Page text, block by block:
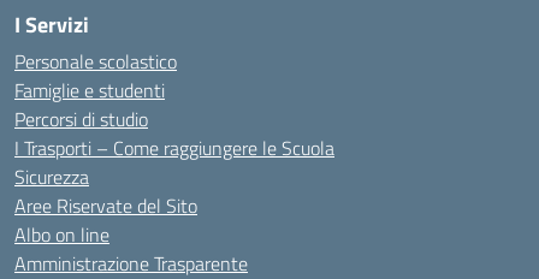
I Servizi
Personale scolastico
Famiglie e studenti
Percorsi di studio
I Trasporti – Come raggiungere le Scuola
Sicurezza
Aree Riservate del Sito
Albo on line
Amministrazione Trasparente